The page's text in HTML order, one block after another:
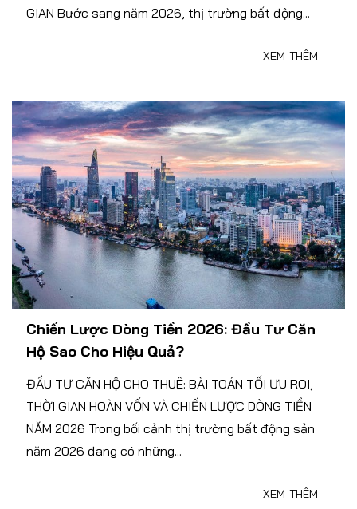
GIAN Bước sang năm 2026, thị trường bất động...
XEM THÊM
Chiến Lược Dòng Tiền 2026: Đầu Tư Căn
Hộ Sao Cho Hiệu Quả?
ĐẦU TƯ CĂN HỘ CHO THUÊ: BÀI TOÁN TỐI ƯU ROI,
THỜI GIAN HOÀN VỐN VÀ CHIẾN LƯỢC DÒNG TIỀN
NĂM 2026 Trong bối cảnh thị trường bất động sản
năm 2026 đang có những...
XEM THÊM